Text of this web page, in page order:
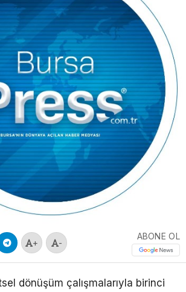
+ -
ABONE OL
dönüşüm çalışmalarıyla birinci